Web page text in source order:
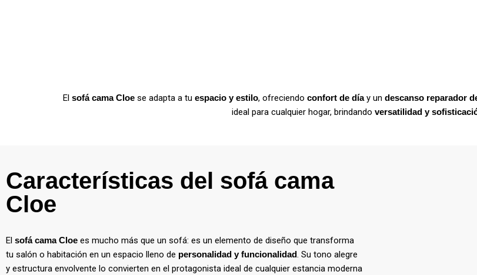
El sofá cama Cloese adapta a tu espacio y estilo, ofreciendo confort de díay un descanso reparador
ideal para cualquier hogar, brindando versatilidad y
Características del sofá cama
Cloe
El sofá cama Cloe es mucho más que un sofá: es un elemento de diseño que transforma
tu salón o habitación en un espacio lleno de personalidad y funcionalidad. Su tono alegre
y estructura envolvente lo convierten en el protagonista ideal de cualquier estancia moderna